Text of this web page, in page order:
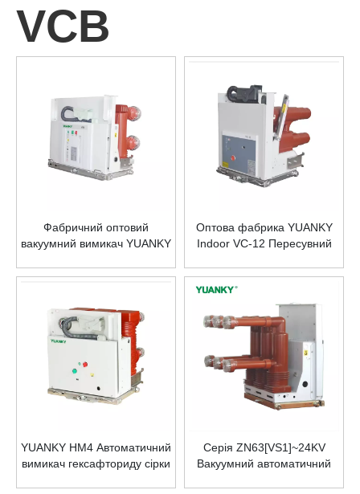
VCB
Фабричний оптовий
вакуумний вимикач YUANKY
використання 12 KV 4000A з
механізмом
Оптова фабрика YUANKY
Indoor VC-12 Пересувний
запобіжник Комбінація 12KV
YUANKY HM4 Автоматичний
вимикач гексафториду сірки
Серія ZN63[VS1]~24KV
Вакуумний автоматичний